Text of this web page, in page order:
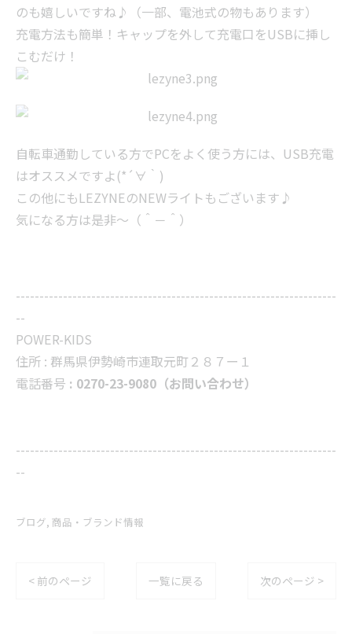
のも嬉しいですね♪（一部、電池式の物もあります）
充電方法も簡単！キャップを外して充電口をUSBに挿し
こむだけ！
自転車通勤している方でPCをよく使う方には、USB充電
はオススメですよ(*´∀｀)
この他にもLEZYNEのNEWライトもございます♪
気になる方は是非～（＾－＾）
--------------------------------------------------------------------
--
POWER-KIDS
住所 : 群馬県伊勢崎市連取元町２８７ー１
電話番号 : 0270-23-9080（お問い合わせ）
--------------------------------------------------------------------
--
ブログ 商品・ブランド情報
< 前のページ 一覧に戻る 次のページ >